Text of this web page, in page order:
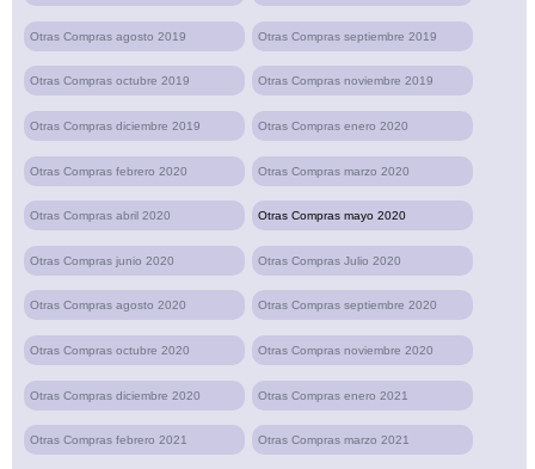
Otras Compras agosto 2019 Otras Compras septiembre 2019
Otras Compras octubre 2019 Otras Compras noviembre 2019
Otras Compras diciembre 2019 Otras Compras enero 2020
Otras Compras febrero 2020 Otras Compras marzo 2020
Otras Compras abril 2020 Otras Compras mayo 2020
Otras Compras junio 2020 Otras Compras Julio 2020
Otras Compras agosto 2020 Otras Compras septiembre 2020
Otras Compras octubre 2020 Otras Compras noviembre 2020
Otras Compras diciembre 2020 Otras Compras enero 2021
Otras Compras febrero 2021 Otras Compras marzo 2021